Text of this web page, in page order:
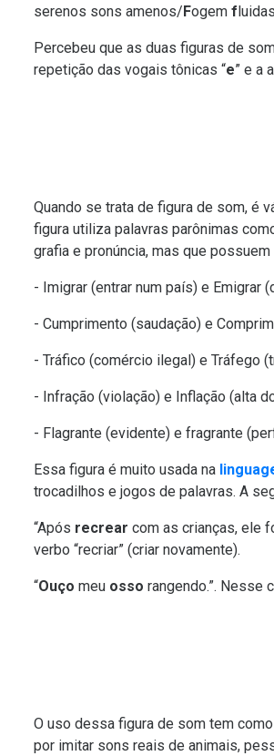
serenos sons amenos/ Fogem f
Percebeu que as duas figuras de
repetição das vogais tônicas “e” e a
Quando se trata de figura de som, é
figura utiliza palavras parônimas
grafia e pronúncia, mas que
- Imigrar (entrar num país) e Emigrar
- Cumprimento (saudação) e
- Tráfico (comércio ilegal) e Tráfego
- Infração (violação) e Inflação (alta
- Flagrante (evidente) e fragrante
Essa figura é muito usada na
trocadilhos e jogos de palavras. A
“Após recrear com as crianças, ele
verbo “recriar” (criar novamente).
“Ouço meu osso rangendo.”. Nesse
O uso dessa figura de som tem
por imitar sons reais de animais,